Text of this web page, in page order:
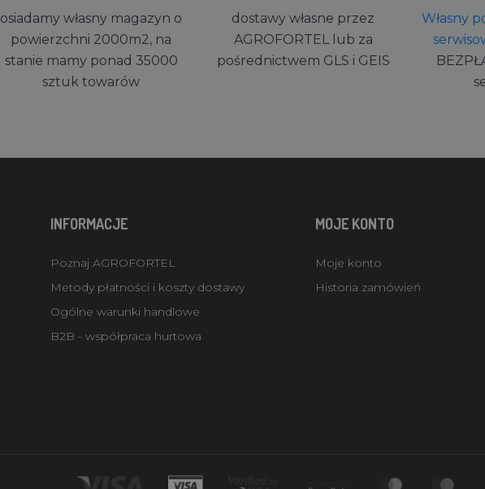
osiadamy własny magazyn o
powierzchni 2000m2, na
stanie mamy ponad 35000
sztuk towarów
dostawy własne przez
AGROFORTEL lub za
pośrednictwem GLS i GEIS
Własny
INFORMACJE
Poznaj AGROFORTEL
Metody płatności i koszty dostawy
Ogólne warunki handlowe
B2B - współpraca hurtowa
MOJE KONTO
Moje konto
Historia zamówień